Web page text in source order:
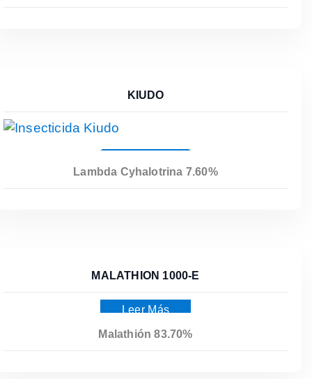
KIUDO
Leer Más
Lambda Cyhalotrina 7.60%
MALATHION 1000-E
Leer Más
Malathión 83.70%